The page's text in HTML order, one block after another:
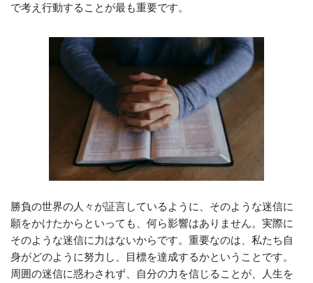
で考え行動することが最も重要です。
勝負の世界の人々が証言しているように、そのような迷信に
願をかけたからといっても、何ら影響はありません。実際に
そのような迷信に力はないからです。重要なのは、私たち自
身がどのように努力し、目標を達成するかということです。
周囲の迷信に惑わされず、自分の力を信じることが、人生を